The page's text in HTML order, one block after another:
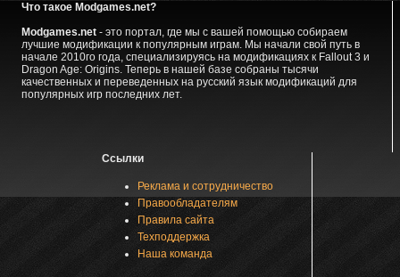
Что такое Modgames.net?
Modgames.net- это портал, где мы с вашей помощью собираем
лучшие модификации к популярным играм. Мы начали свой путь в
начале 2010го года, специализируясь на модификациях к Fallout 3 и
Dragon Age: Origins. Теперь в нашей базе собраны тысячи
качественных и переведенных на русский язык модификаций для
популярных игр последних лет.
Ссылки
Реклама и сотрудничество
Правообладателям
Правила сайта
Техподдержка
Наша команда